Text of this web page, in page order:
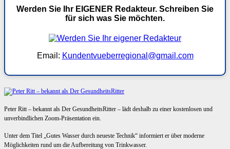
Werden Sie Ihr EIGENER Redakteur. Schreiben Sie
für sich was Sie möchten.
Email: Kundentvueberregional@gmail.com
Peter Ritt – bekannt als Der GesundheitsRitter – lädt deshalb zu einer kostenlosen und
unverbindlichen Zoom-Präsentation ein.
Unter dem Titel „Gutes Wasser durch neueste Technik“ informiert er über moderne
Möglichkeiten rund um die Aufbereitung von Trinkwasser.